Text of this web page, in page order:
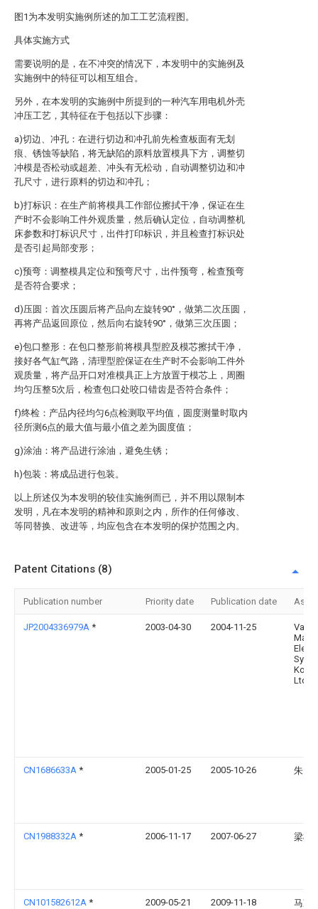
图1为本发明实施例所述的加工工艺流程图。
具体实施方式
需要说明的是，在不冲突的情况下，本发明中的实施例及
实施例中的特征可以相互组合。
另外，在本发明的实施例中所提到的一种汽车用电机外壳
冲压工艺，其特征在于包括以下步骤：
a)切边、冲孔：在进行切边和冲孔前先检查板面有无划
痕、锈蚀等缺陷，将无缺陷的原料放置模具下方，调整切
冲模是否松动或超差、冲头有无松动，自动调整切边和冲
孔尺寸，进行原料的切边和冲孔；
b)打标识：在生产前将模具工作部位擦拭干净，保证在生
产时不会影响工件外观质量，然后确认定位，自动调整机
床参数和打标识尺寸，出件打印标识，并且检查打标识处
是否引起局部变形；
c)预弯：调整模具定位和预弯尺寸，出件预弯，检查预弯
是否符合要求；
d)压圆：首次压圆后将产品向左旋转90°，做第二次压圆，
再将产品返回原位，然后向右旋转90°，做第三次压圆；
e)包口整形：在包口整形前将模具型腔及模芯擦拭干净，
接好各气缸气路，清理型腔保证在生产时不会影响工件外
观质量，将产品开口对准模具正上方放置于模芯上，周圈
均匀压整5次后，检查包口处咬口错齿是否符合条件；
f)终检：产品内径均匀6点检测取平均值，圆度测量时取内
径所测6点的最大值与最小值之差为圆度值；
g)涂油：将产品进行涂油，避免生锈；
h)包装：将成品进行包装。
以上所述仅为本发明的较佳实施例而已，并不用以限制本
发明，凡在本发明的精神和原则之内，所作的任何修改、
等同替换、改进等，均应包含在本发明的保护范围之内。
Patent Citations (8)
Publication number Priority date Publication date
JP2004336979A * 2003-04-30 2004-11-25
Valeo
Korea
Ltd
CN1686633A * 2005-01-25 2005-10-26 朱吕
CN1988332A * 2006-11-17 2007-06-27 梁树
CN101582612A * 2009-05-21 2009-11-18 马凌